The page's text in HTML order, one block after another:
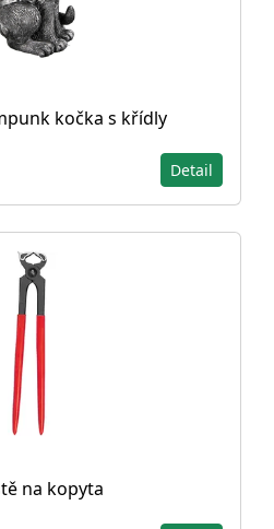
kočka s křídly
Detail
na kopyta